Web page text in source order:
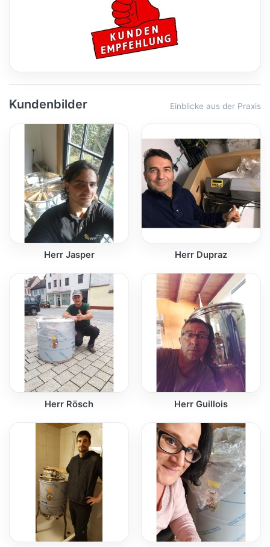
Kundenbilder Einblicke aus der Praxis
Herr Jasper Herr Dupraz
Herr Rösch Herr Guillois